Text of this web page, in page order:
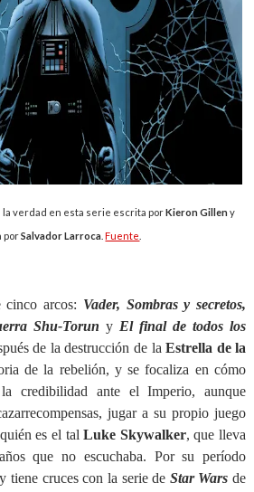
verdad en esta serie escrita porKieron Gillen y
porSalvador Larroca .Fuente
cinco arcos: Vader, Sombras y secretos,
Shu-Torun y El final de todos los
de la destrucción de laEstrella de la
de la rebelión, y se focaliza en cómo
la credibilidad ante el Imperio, aunque
jugar a su propio juego
es el tal Luke Skywalker, que lleva
que no escuchaba. Por su período
tiene cruces con la serie de Star Warsde